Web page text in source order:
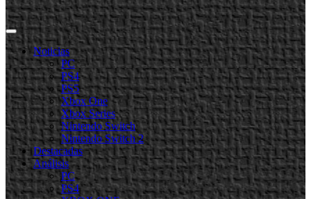
Noticias
PC
PS4
PS5
Xbox One
Xbox Series
Nintendo Switch
Nintendo Switch 2
Destacadas
Análisis
PC
PS4